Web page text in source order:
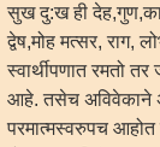
सुख दु:ख ही
द्वेष,मोह मत्सर, राग,
स्वार्थीपणात रमतो
आहे‌. तसेच अविवेकाने
परमात्मस्वरुपच आहोत